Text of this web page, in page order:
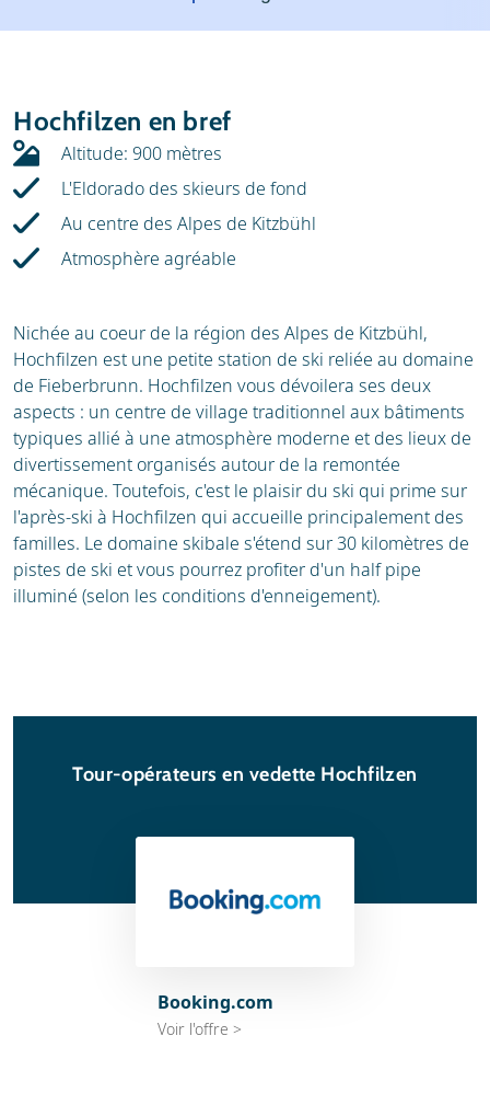
Location
Location de ski
Hochfilzen en bref
Altitude: 900 mètres
L'Eldorado des skieurs de fond
Au centre des Alpes de Kitzbühl
Atmosphère agréable
Nichée au coeur de la région des Alpes de Kitzbühl,
Hochfilzen est une petite station de ski reliée au domaine
de Fieberbrunn. Hochfilzen vous dévoilera ses deux
aspects : un centre de village traditionnel aux bâtiments
typiques allié à une atmosphère moderne et des lieux de
divertissement organisés autour de la remontée
mécanique. Toutefois, c'est le plaisir du ski qui prime sur
l'après-ski à Hochfilzen qui accueille principalement des
familles. Le domaine skibale s'étend sur 30 kilomètres de
pistes de ski et vous pourrez profiter d'un half pipe
illuminé (selon les conditions d'enneigement).
Tour-opérateurs en vedette Hochfilzen
Booking.com
Voir l'offre >